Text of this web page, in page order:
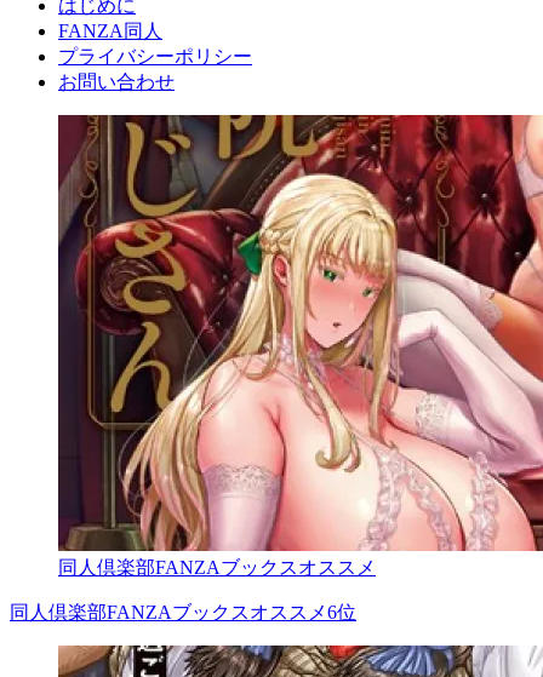
はじめに
FANZA同人
プライバシーポリシー
お問い合わせ
同人倶楽部FANZAブックスオススメ
同人倶楽部FANZAブックスオススメ6位